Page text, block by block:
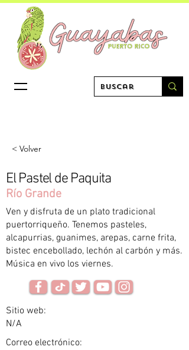
< Volver
El Pastel de Paquita
Río Grande
Ven y disfruta de un plato tradicional
puertorriqueño. Tenemos pasteles,
alcapurrias, guanimes, arepas, carne frita,
bistec encebollado, lechón al carbón y más.
Música en vivo los viernes.
Sitio web:
N/A
Correo electrónico: